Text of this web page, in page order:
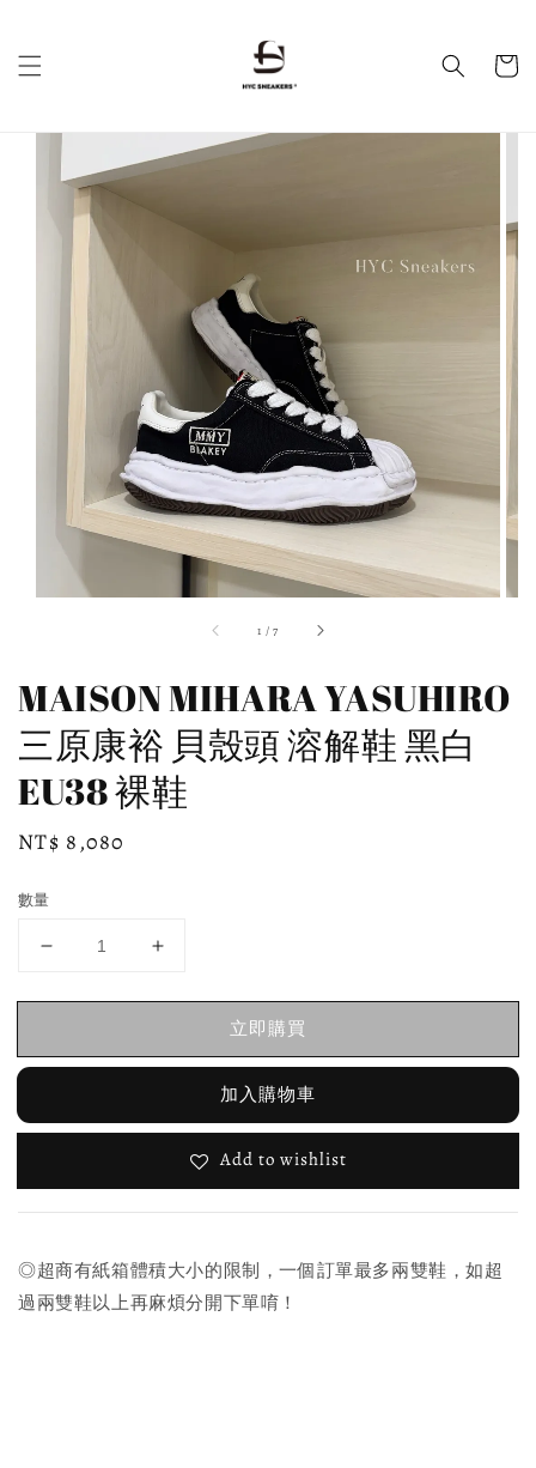
1 /7
MAISON MIHARA YASUHIRO
三原康裕 貝殼頭 溶解鞋 黑白
EU38 裸鞋
Regular
NT$ 8,080
數量
立即購買
加入購物車
Add to wishlist
◎超商有紙箱體積大小的限制，一個訂單最多兩雙鞋，如超
過兩雙鞋以上再麻煩分開下單唷！